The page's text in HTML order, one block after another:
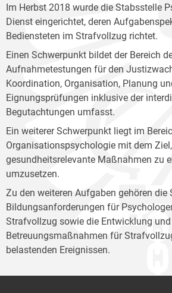
Im Herbst 2018 wurde die Stabsstelle
Dienst eingerichtet, deren
Bediensteten im Strafvollzug richtet.
Einen Schwerpunkt bildet der Bereich
Aufnahmetestungen für den
Koordination, Organisation, Planung
Eignungsprüfungen inklusive der
Begutachtungen umfasst.
Ein weiterer Schwerpunkt liegt im
Organisationspsychologie mit dem Ziel,
gesundheitsrelevante Maßnahmen zu
umzusetzen.
Zu den weiteren Aufgaben gehören die
Bildungsanforderungen für
Strafvollzug sowie die Entwicklung
Betreuungsmaßnahmen für
belastenden Ereignissen.